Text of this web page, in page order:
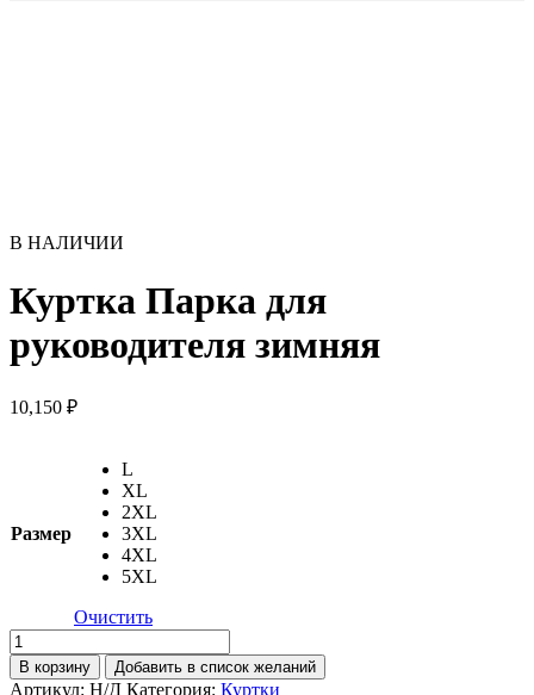
В НАЛИЧИИ
Куртка Парка для
руководителя зимняя
10,150 ₽
Размер
L
XL
2XL
3XL
4XL
5XL
Очистить
Количество
товара
Куртка
В корзину Добавить в список желаний
Артикул: Н/Д Категория: Куртки